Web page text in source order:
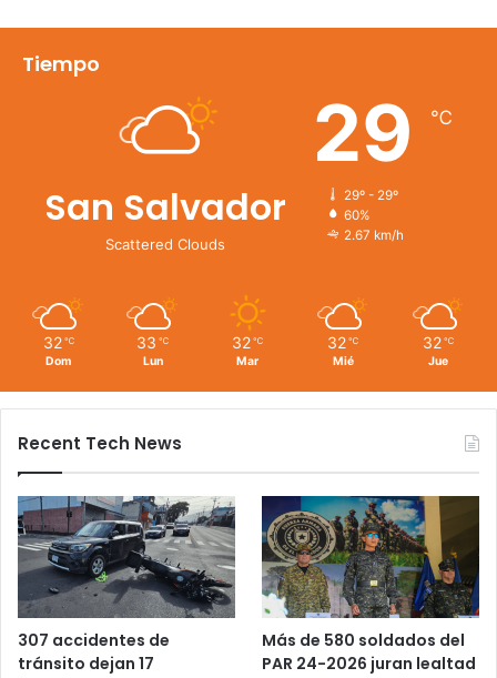
Tiempo
San Salvador
Scattered Clouds
29 ℃
29º - 29º
60%
2.67 km/h
32 ℃
Dom
33 ℃
Lun
32 ℃
Mar
32 ℃
Mié
32 ℃
Jue
Recent Tech News
307 accidentes de
tránsito dejan 17
Más de 580 soldados del
PAR 24-2026 juran lealtad